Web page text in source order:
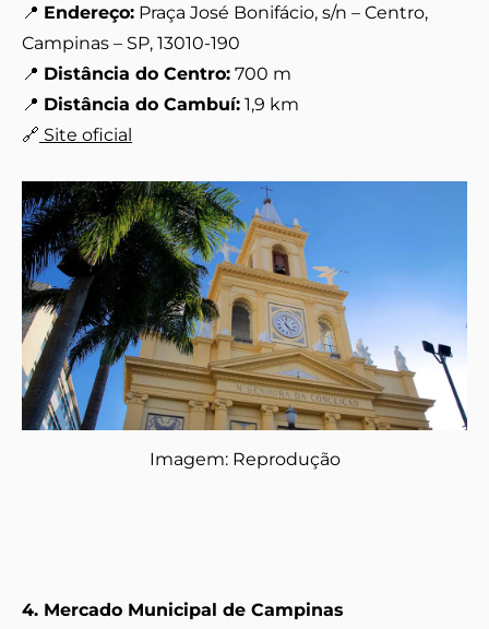
📍 Endereço: Praça José Bonifácio, s/n – Centro,
Campinas – SP, 13010-190
📍 Distância do Centro: 700 m
📍 Distância do Cambuí: 1,9 km
🔗 Site oficial
Imagem: Reprodução
4. Mercado Municipal de Campinas